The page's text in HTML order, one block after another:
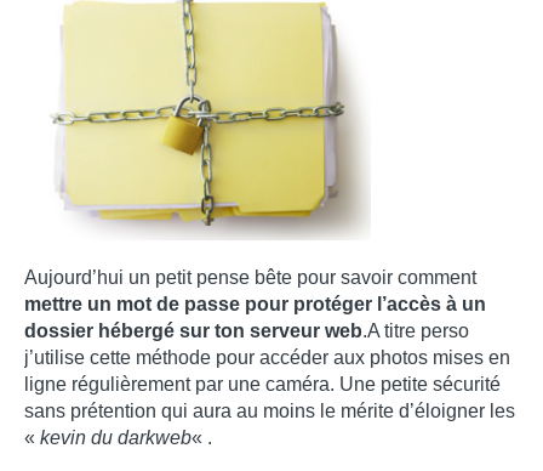
Aujourd’hui un petit pense bête pour savoir comment
mettre un mot de passe pour protéger l’accès à un
dossier hébergé sur ton serveur web.A titre perso
j’utilise cette méthode pour accéder aux photos mises en
ligne régulièrement par une caméra. Une petite sécurité
sans prétention qui aura au moins le mérite d’éloigner les
« kevin du darkweb« .